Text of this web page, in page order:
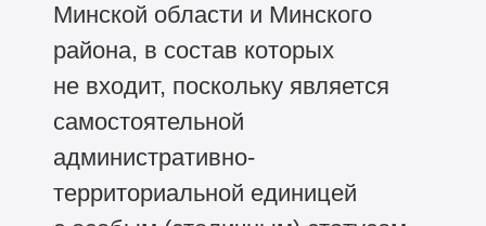
Минской области и Минского
района, в состав которых
не входит, поскольку является
самостоятельной
административно-
территориальной единицей